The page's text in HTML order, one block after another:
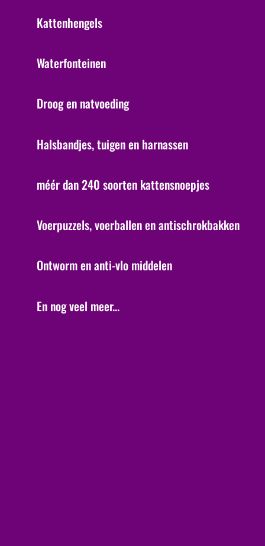
Kattenhengels
Waterfonteinen
Droog en natvoeding
Halsbandjes, tuigen en harnassen
méér dan 240 soorten kattensnoepjes
Voerpuzzels, voerballen en antischrokbakken
Ontworm en anti-vlo middelen
En nog veel meer...